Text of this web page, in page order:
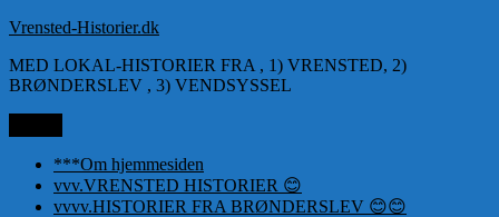
Videre
indhold
Vrensted-Historier.dk
MED LOKAL-HISTORIER FRA , 1) VRENSTED, 2)
BRØNDERSLEV , 3) VENDSYSSEL
***Om hjemmesiden
vvv.VRENSTED HISTORIER 😊
vvvv.HISTORIER FRA BRØNDERSLEV 😊😊